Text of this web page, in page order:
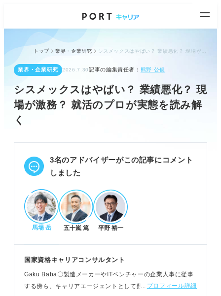
トップ 業界・企業研究
業界・企業研究 2026.7.30記事の編集責任者： 熊野 公俊
シスメックスはやばい？ 業績悪化？ 現
場が激務？ 就活のプロが実態を読み解
く
3名のアドバイザーがこの記事にコメント
しました
馬場 岳 五十嵐 篤 平野 裕一
国家資格キャリアコンサルタント
Gaku Baba〇製造メーカーやITベンチャーの企業人事に従事
する傍ら、キャリアエージェントとして数多くの転職希望者
プロフィール詳細